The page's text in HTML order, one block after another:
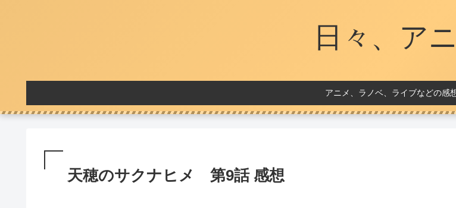
日々、ア
アニメ、ラノベ、ライブなどの感
天穂のサクナヒメ 第9話 感想